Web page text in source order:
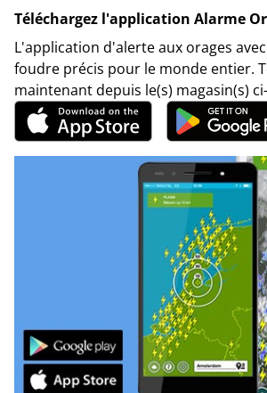
Téléchargez l'application Alarme
L'application d'alerte aux orages
foudre précis pour le monde entier.
maintenant depuis le(s) magasin(s)